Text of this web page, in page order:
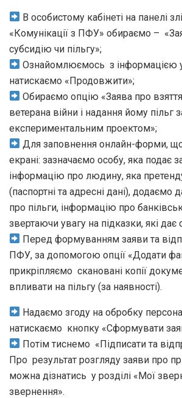
В особистому кабінеті на панелі
«Комунікації з ПФУ» обираємо –
субсидію чи пільгу»;
Ознайомлюємось з інформацією у
натискаємо «Продовжити»;
Обираємо опцію «Заява про
ветерана війни і надання йому пільг
експериментальним проектом»;
Для заповнення онлайн-форми, що
екрані: зазначаємо особу, яка подає
інформацію про людину, яка
(паспортні та адресні дані), додаємо
про пільги, інформацію про
звертаючи увагу на підказки, які дає
Перед формуванням заяви та
ПФУ, за допомогою опції «Додати
прикріпляємо скановані копії
впливати на пільгу (за наявності).
Надаємо згоду на обробку
натискаємо кнопку «Сформувати
Потім тиснемо «Підписати та
Про результат розгляду заяви про
можна дізнатись у розділі «Мої
звернення».